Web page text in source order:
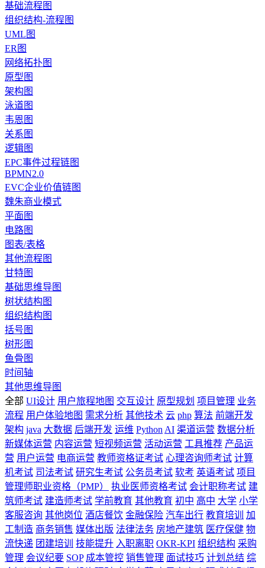
基础流程图
组织结构-流程图
UML图
ER图
网络拓扑图
原型图
架构图
泳道图
韦恩图
关系图
逻辑图
EPC事件过程链图
BPMN2.0
EVC企业价值链图
魏朱商业模式
平面图
电路图
图表/表格
其他流程图
甘特图
基础思维导图
树状结构图
组织结构图
括号图
树形图
鱼骨图
时间轴
其他思维导图
全部 UI设计 用户旅程地图 交互设计 原型规划 项目管理 业务
流程 用户体验地图 需求分析 其他技术 云 php 算法 前端开发
架构 java 大数据 后端开发 运维 Python AI 渠道运营 数据分析
新媒体运营 内容运营 短视频运营 活动运营 工具推荐 产品运
营 用户运营 电商运营 教师资格证考试 心理咨询师考试 计算
机考试 司法考试 研究生考试 公务员考试 软考 英语考试 项目
管理师职业资格（PMP）
执业医师资格考试 会计职称考试 建
筑师考试 建造师考试 学前教育 其他教育 初中 高中 大学 小学
客服咨询 其他岗位 酒店餐饮 金融保险 汽车出行 教育培训
加
工制造 商务销售 媒体出版 法律法务 房地产建筑 医疗保健 物
流快递 团建培训 技能提升 入职离职 OKR-KPI 组织结构 采购
管理 会议纪要 SOP 成本管控 销售管理 面试技巧 计划总结 综